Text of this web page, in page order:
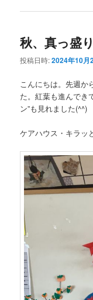
秋、真っ盛
投稿日時:2024年10月
こんにちは。先週か
た。紅葉も進んでき
ン”も見れました(^^)
ケアハウス・キラッ